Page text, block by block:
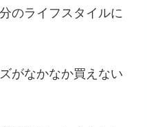
のライフスタイルに
がなかなか買えない